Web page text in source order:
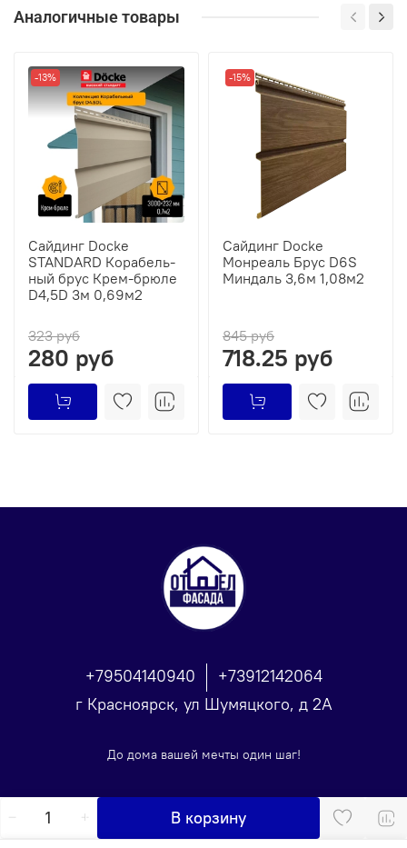
В корзину
Аналогичные товары
-13%
Сайдинг Docke
STANDARD Ко­ра­бель­
ный брус Крем-брюле
D4,5D 3м 0,69м2
323 руб
280 руб
-15%
Сайдинг Docke
Монреаль Брус D6S
Миндаль 3,6м 1,08м2
845 руб
718.25 руб
+79504140940
+73912142064
г Красноярск, ул Шумяцкого, д 2А
До дома вашей мечты один шаг!